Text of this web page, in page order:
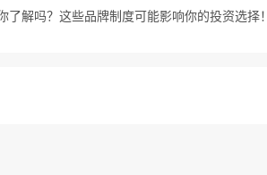
了解吗？这些品牌制度可能影响你的投资选择！